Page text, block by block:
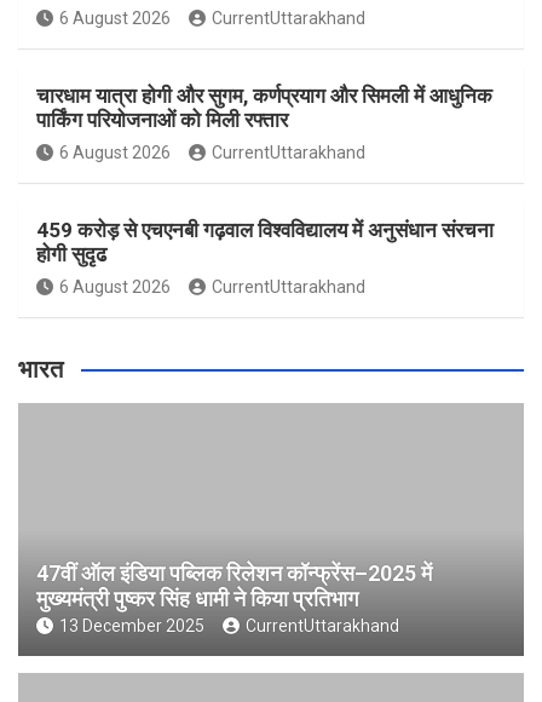
6 August 2026 CurrentUttarakhand
चारधाम यात्रा होगी और सुगम, कर्णप्रयाग और सिमली में आधुनिक
पार्किंग परियोजनाओं को मिली रफ्तार
6 August 2026 CurrentUttarakhand
459 करोड़ से एचएनबी गढ़वाल विश्वविद्यालय में अनुसंधान संरचना
होगी सुदृढ
6 August 2026 CurrentUttarakhand
भारत
47वीं ऑल इंडिया पब्लिक रिलेशन कॉन्फ्रेंस–2025 में
मुख्यमंत्री पुष्कर सिंह धामी ने किया प्रतिभाग
13 December 2025 CurrentUttarakhand